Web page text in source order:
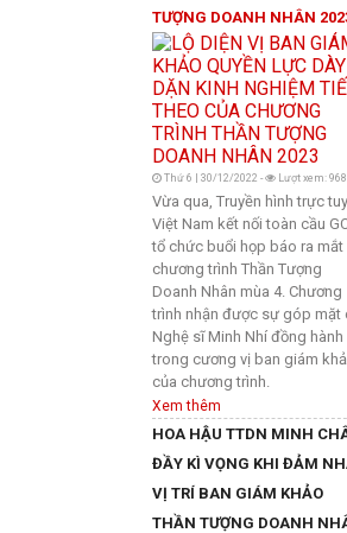
TƯỢNG DOANH NHÂN
Thứ 6 | 30/12/2022 - Lượt xem: 968
Vừa qua, Truyền hình trực
Việt Nam kết nối toàn cầu
tổ chức buổi họp báo ra mắt
chương trình Thần Tượng
Doanh Nhân mùa 4. Chương
trình nhận được sự góp mặt
Nghệ sĩ Minh Nhí đồng hành
trong cương vị ban giám
của chương trình.
Xem thêm
HOA HẬU TTDN MINH
ĐẦY KÌ VỌNG KHI ĐẢM
VỊ TRÍ BAN GIÁM KHẢO
THẦN TƯỢNG DOANH